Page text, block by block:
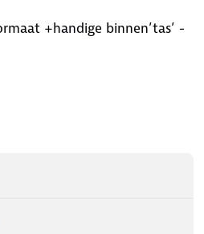
+handige binnen’tas’ -